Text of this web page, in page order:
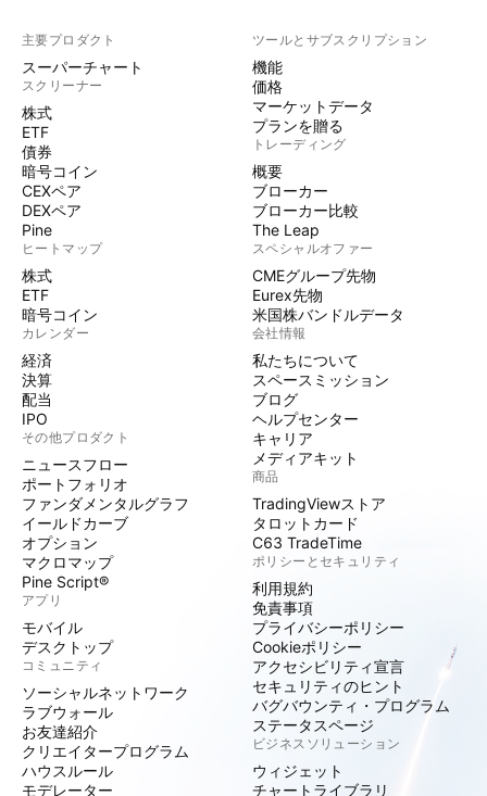
主要プロダクト
スーパーチャート
スクリーナー
株式
ETF
債券
暗号コイン
CEXペア
DEXペア
Pine
ヒートマップ
株式
ETF
暗号コイン
カレンダー
経済
決算
配当
IPO
その他プロダクト
ニュースフロー
ポートフォリオ
ファンダメンタルグラフ
イールドカーブ
オプション
マクロマップ
Pine Script®
アプリ
モバイル
デスクトップ
コミュニティ
ソーシャルネットワーク
ラブウォール
お友達紹介
クリエイタープログラム
ハウスルール
モデレーター
ツールとサブスクリプション
機能
価格
マーケットデータ
プランを贈る
トレーディング
概要
ブローカー
ブローカー比較
The Leap
スペシャルオファー
CMEグループ先物
Eurex先物
米国株バンドルデータ
会社情報
私たちについて
スペースミッション
ブログ
ヘルプセンター
キャリア
メディアキット
商品
TradingViewストア
タロットカード
C63 TradeTime
ポリシーとセキュリティ
利用規約
免責事項
プライバシーポリシー
Cookieポリシー
アクセシビリティ宣言
セキュリティのヒント
バグバウンティ・プログラム
ステータスページ
ビジネスソリューション
ウィジェット
チャートライブラリ